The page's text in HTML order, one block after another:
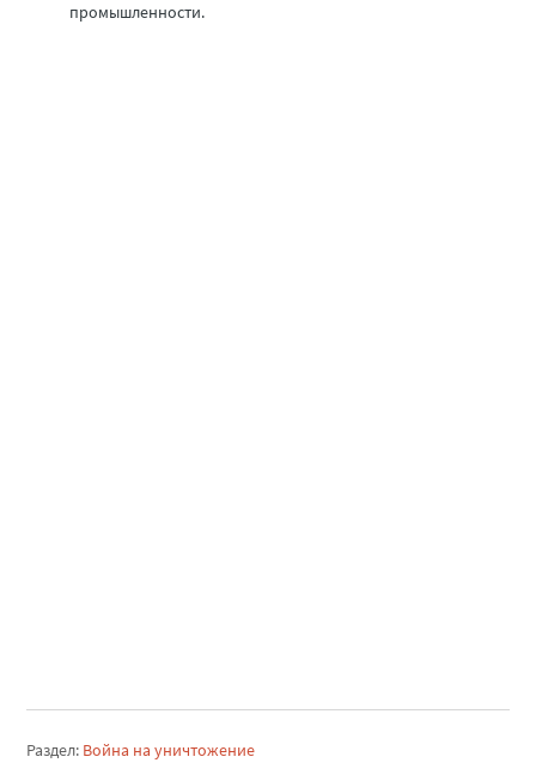
промышленности.
Раздел: Война на уничтожение